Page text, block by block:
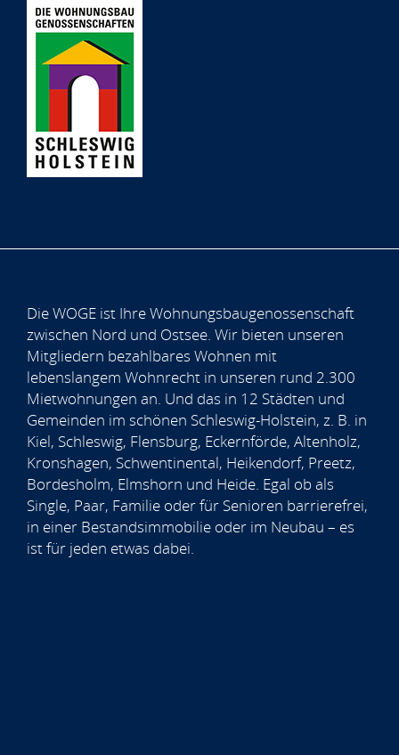
Die WOGE ist Ihre Wohnungsbaugenossenschaft
zwischen Nord und Ostsee. Wir bieten unseren
Mitgliedern bezahlbares Wohnen mit
lebenslangem Wohnrecht in unseren rund 2.300
Mietwohnungen an. Und das in 12 Städten und
Gemeinden im schönen Schleswig-Holstein, z. B. in
Kiel, Schleswig, Flensburg, Eckernförde, Altenholz,
Kronshagen, Schwentinental, Heikendorf, Preetz,
Bordesholm, Elmshorn und Heide. Egal ob als
Single, Paar, Familie oder für Senioren barrierefrei,
in einer Bestandsimmobilie oder im Neubau – es
ist für jeden etwas dabei.